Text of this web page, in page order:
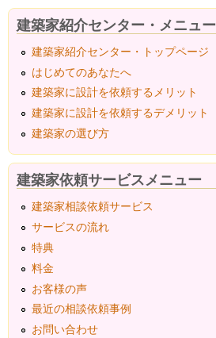
建築家紹介センター・メニュー
建築家紹介センター・トップページ
はじめてのあなたへ
建築家に設計を依頼するメリット
建築家に設計を依頼するデメリット
建築家の選び方
建築家依頼サービスメニュー
建築家相談依頼サービス
サービスの流れ
特典
料金
お客様の声
最近の相談依頼事例
お問い合わせ